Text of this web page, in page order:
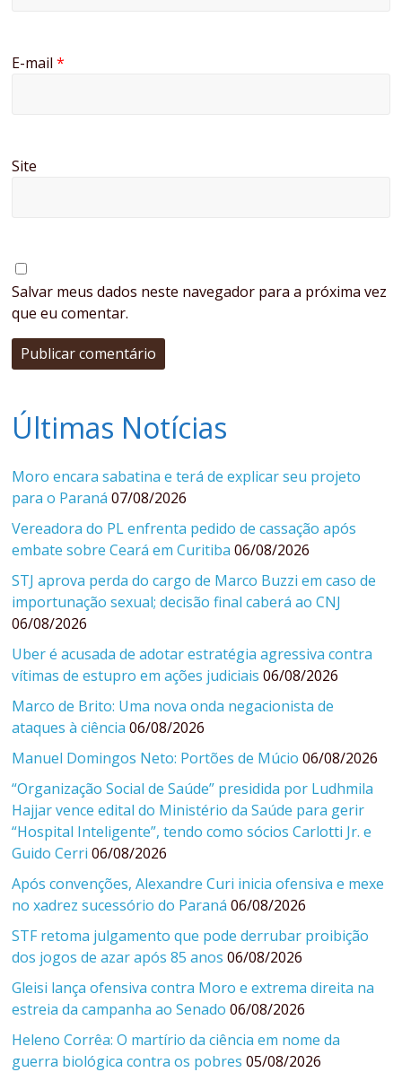
E-mail*
Site
Salvar meus dados neste navegador para a próxima vez
que eu comentar.
Últimas Notícias
Moro encara sabatina e terá de explicar seu projeto
para o Paraná 07/08/2026
Vereadora do PL enfrenta pedido de cassação após
embate sobre Ceará em Curitiba 06/08/2026
STJ aprova perda do cargo de Marco Buzzi em caso de
importunação sexual; decisão final caberá ao CNJ
06/08/2026
Uber é acusada de adotar estratégia agressiva contra
vítimas de estupro em ações judiciais 06/08/2026
Marco de Brito: Uma nova onda negacionista de
ataques à ciência 06/08/2026
Manuel Domingos Neto: Portões de Múcio 06/08/2026
“Organização Social de Saúde” presidida por Ludhmila
Hajjar vence edital do Ministério da Saúde para gerir
“Hospital Inteligente”, tendo como sócios Carlotti Jr. e
Guido Cerri 06/08/2026
Após convenções, Alexandre Curi inicia ofensiva e mexe
no xadrez sucessório do Paraná 06/08/2026
STF retoma julgamento que pode derrubar proibição
dos jogos de azar após 85 anos 06/08/2026
Gleisi lança ofensiva contra Moro e extrema direita na
estreia da campanha ao Senado 06/08/2026
Heleno Corrêa: O martírio da ciência em nome da
guerra biológica contra os pobres 05/08/2026